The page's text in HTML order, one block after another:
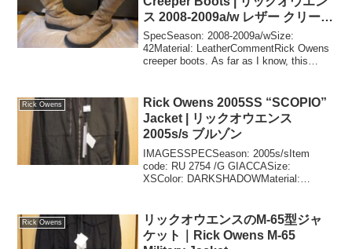
ス 2008-2009a/w レザー クリーパ
ーブーツ
SpecSeason: 2008-2009a/wSize:
42Material: LeatherCommentRick Owens
creeper boots. As far as I know, this
Rick Owens
Rick Owens 2005SS “SCOPIO”
Jacket | リックオウエンス
2005s/s ブルゾン
IMAGESSPECSeason: 2005s/sItem
code: RU 2754 /G GIACCASize:
XSColor: DARKSHADOWMaterial:
Rick Owens
リックオウエンスのM-65型ジャ
ケット｜Rick Owens M-65